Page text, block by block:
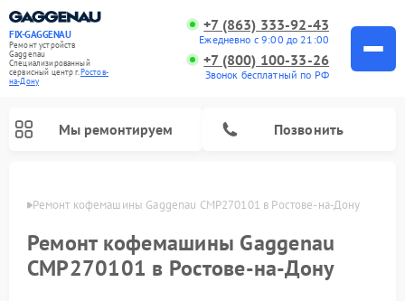
FIX-GAGGENAU
Ремонт устройств
Gaggenau
Специализированный
cервисный центр г.Ростов-
на-Дону
+7 (863) 333-92-43
Ежедневно с 9:00 до 21:00
+7 (800) 100-33-26
Звонок бесплатный по РФ
Мы ремонтируем Позвонить
Ремонт кофемашины Gaggenau CMP270101 в Ростове-на-Дону
Ремонт кофемашины Gaggenau
CMP270101 в Ростове-на-Дону